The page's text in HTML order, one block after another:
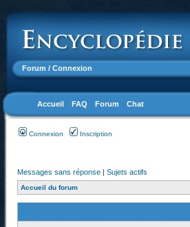
Forum / Connexion
Accueil FAQ Forum Chat
Connexion Inscription
Messages sans réponse | Sujets actifs
Accueil du forum